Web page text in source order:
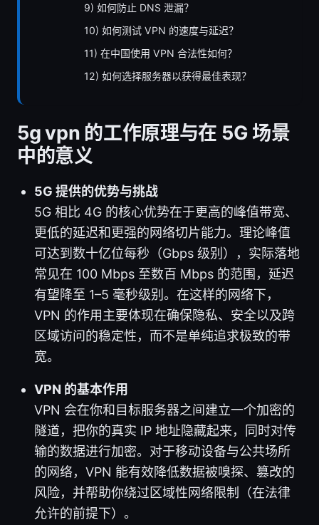
9) 如何防止 DNS 泄漏？
10) 如何测试 VPN 的速度与延迟？
11) 在中国使用 VPN 合法性如何？
12) 如何选择服务器以获得最佳表现？
5g vpn 的工作原理与在 5G 场景
中的意义
5G 提供的优势与挑战
5G 相比 4G 的核心优势在于更高的峰值带宽、
更低的延迟和更强的网络切片能力。理论峰值
可达到数十亿位每秒（Gbps 级别），实际落地
常见在 100 Mbps 至数百 Mbps 的范围，延迟
有望降至 1–5 毫秒级别。在这样的网络下，
VPN 的作用主要体现在确保隐私、安全以及跨
区域访问的稳定性，而不是单纯追求极致的带
宽。
VPN 的基本作用
VPN 会在你和目标服务器之间建立一个加密的
隧道，把你的真实 IP 地址隐藏起来，同时对传
输的数据进行加密。对于移动设备与公共场所
的网络，VPN 能有效降低数据被嗅探、篡改的
风险，并帮助你绕过区域性网络限制（在法律
允许的前提下）。